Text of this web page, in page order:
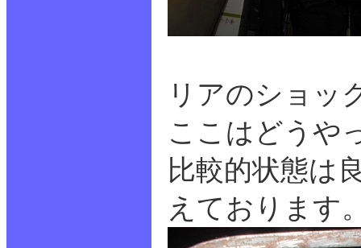
リアのショッ
ここはどうや
比較的状態は
えております